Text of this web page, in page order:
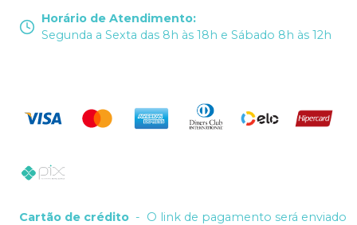
Horário de Atendimento:
Segunda a Sexta das 8h às 18h e Sábado 8h às 12h
Cartão de crédito - O link de pagamento será enviado